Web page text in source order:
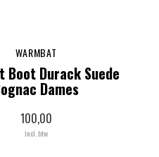
WARMBAT
Boot Durack Suede
Dames
100,00
Incl. btw